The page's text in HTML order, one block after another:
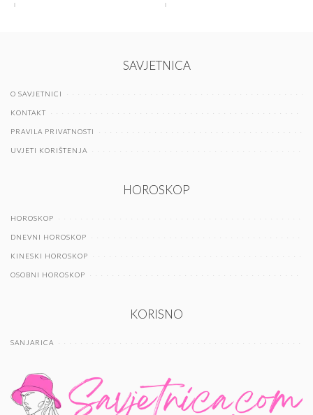
SAVJETNICA
O SAVJETNICI
KONTAKT
PRAVILA PRIVATNOSTI
UVJETI KORIŠTENJA
HOROSKOP
HOROSKOP
DNEVNI HOROSKOP
KINESKI HOROSKOP
OSOBNI HOROSKOP
KORISNO
SANJARICA